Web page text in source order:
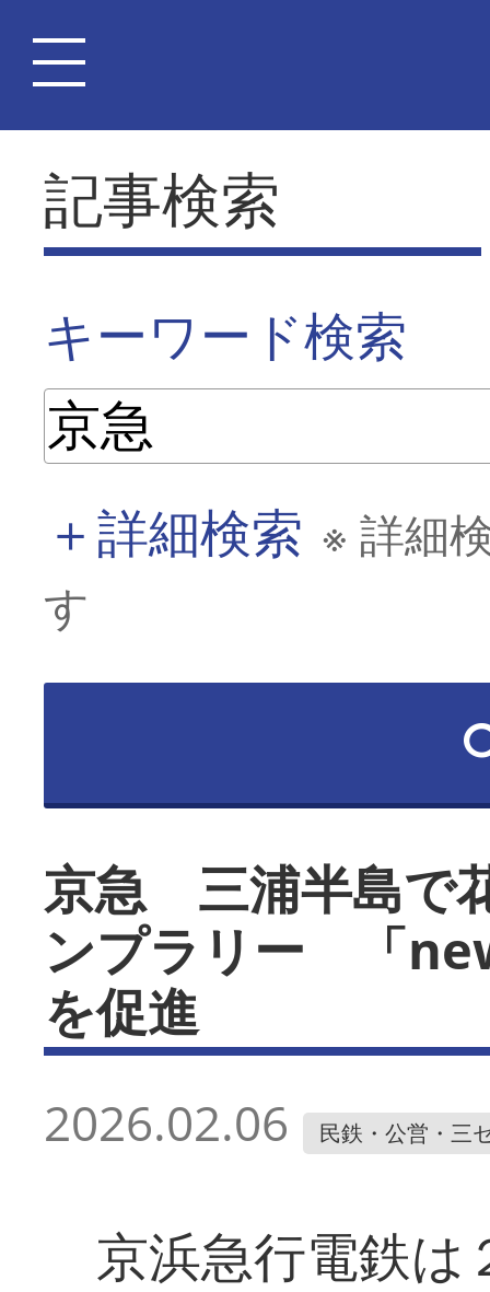
記事検索
キーワード検索
＋詳細検索 ※ 詳細
す
京急 三浦半島で
ンプラリー 「
を促進
2026.02.06 民鉄・公営・三
京浜急行電鉄は